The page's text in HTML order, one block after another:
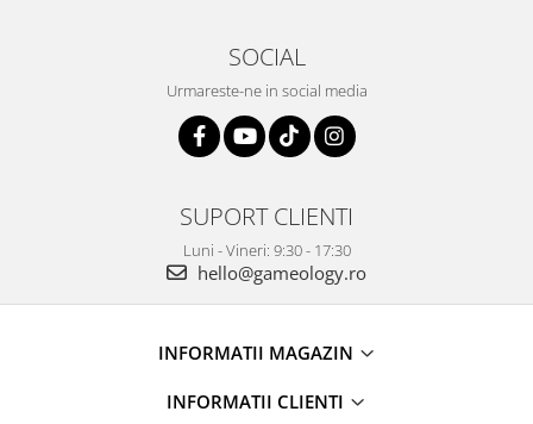
SOCIAL
Urmareste-ne in social media
SUPORT CLIENTI
Luni - Vineri: 9:30 - 17:30
hello@gameology.ro
INFORMATII MAGAZIN
INFORMATII CLIENTI